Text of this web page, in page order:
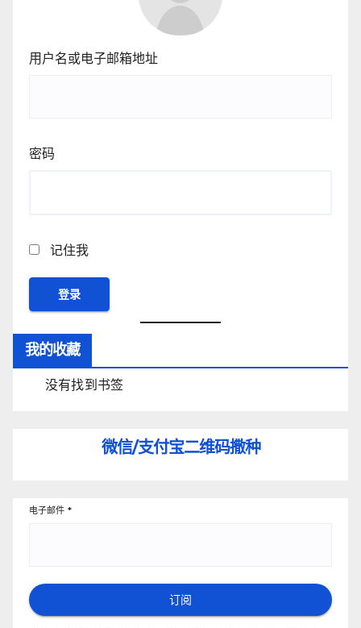
用户名或电子邮箱地址
密码
记住我
我的收藏
没有找到书签
微信/支付宝二维码撒种
电子邮件 *
订阅